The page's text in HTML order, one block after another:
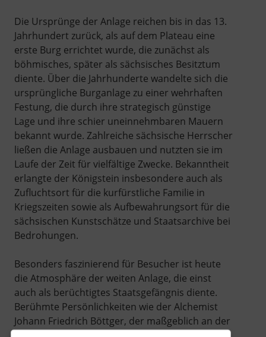
Die Ursprünge der Anlage reichen bis in das 13.
Jahrhundert zurück, als auf dem Plateau eine
erste Burg errichtet wurde, die zunächst als
böhmisches, später als sächsisches Besitztum
diente. Über die Jahrhunderte wandelte sich die
ursprüngliche Burganlage zu einer wehrhaften
Festung, die durch ihre strategisch günstige
Lage und ihre schier uneinnehmbaren Mauern
bekannt wurde. Zahlreiche sächsische Herrscher
ließen die Anlage ausbauen und nutzten sie im
Laufe der Zeit für vielfältige Zwecke. Bekanntheit
erlangte der Königstein insbesondere auch als
Zufluchtsort für die kurfürstliche Familie in
Kriegszeiten sowie als Aufbewahrungsort für die
sächsischen Kunstschätze und Staatsarchive bei
Bedrohungen.
Besonders faszinierend für Besucher ist heute
die Atmosphäre der weiten Anlage, die einst
auch als berüchtigtes Staatsgefängnis diente.
Berühmte Persönlichkeiten wie der Alchemist
Johann Friedrich Böttger, der maßgeblich an der